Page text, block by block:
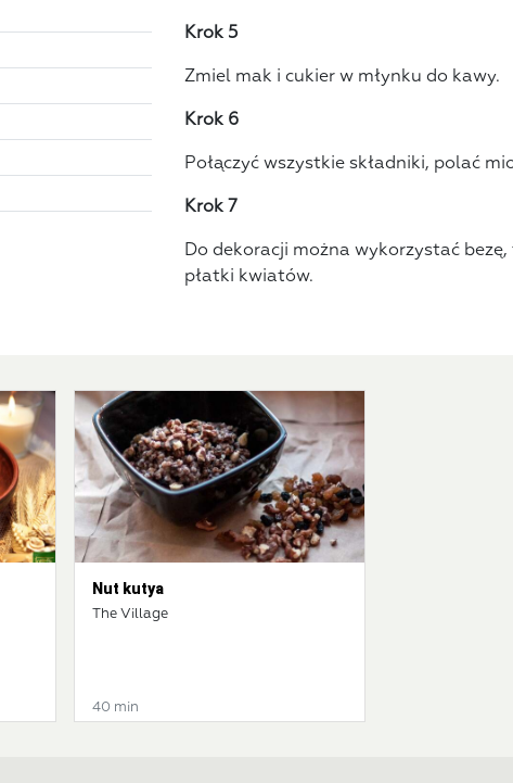
Krok 5
Zmiel mak i cukier w młynku do kawy.
Krok 6
Połączyć wszystkie składniki, polać
Krok 7
Do dekoracji można wykorzystać
płatki kwiatów.
Nut kutya
The Village
40 min